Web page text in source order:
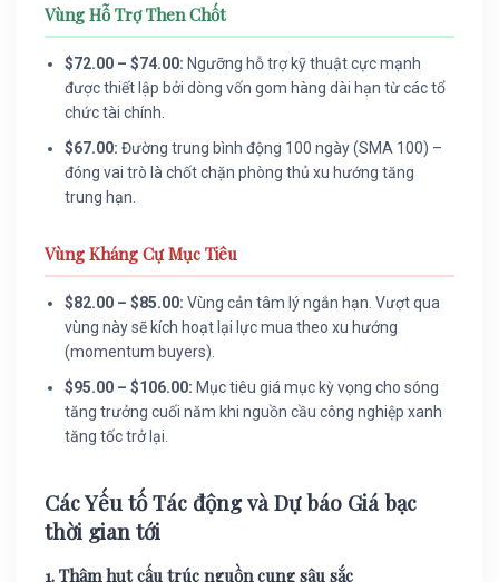
Vùng Hỗ Trợ Then Chốt
$72.00 – $74.00: Ngưỡng hỗ trợ kỹ thuật cực mạnh
được thiết lập bởi dòng vốn gom hàng dài hạn từ các tổ
chức tài chính.
$67.00: Đường trung bình động 100 ngày (SMA 100) –
đóng vai trò là chốt chặn phòng thủ xu hướng tăng
trung hạn.
Vùng Kháng Cự Mục Tiêu
$82.00 – $85.00: Vùng cản tâm lý ngắn hạn. Vượt qua
vùng này sẽ kích hoạt lại lực mua theo xu hướng
(momentum buyers).
$95.00 – $106.00: Mục tiêu giá mục kỳ vọng cho sóng
tăng trưởng cuối năm khi nguồn cầu công nghiệp xanh
tăng tốc trở lại.
Các Yếu tố Tác động và Dự báo Giá bạc
thời gian tới
1. Thâm hụt cấu trúc nguồn cung sâu sắc